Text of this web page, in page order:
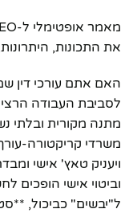
את התכונות,
האם אתם עורכי דין
לסביבת העבודה
מתנה מקורית ובלתי
משרדי קריקטורה-
ויעניק טאץ' אישי
וביטוי אישי הופכים
ל"יבשים" כביכול,